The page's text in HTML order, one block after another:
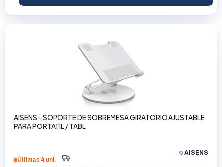
AISENS - SOPORTE DE SOBREMESA GIRATORIO AJUSTABLE
PARA PORTATIL / TABL
AISENS
Últimas 4 uni.